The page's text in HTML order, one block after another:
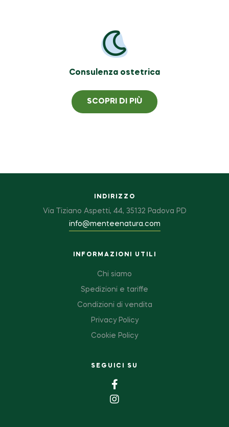
Consulenza ostetrica
SCOPRI DI PIÙ
INDIRIZZO
Via Tiziano Aspetti, 44, 35132 Padova PD
info@menteenatura.com
INFORMAZIONI UTILI
Chi siamo
Spedizioni e tariffe
Condizioni di vendita
Privacy Policy
Cookie Policy
SEGUICI SU